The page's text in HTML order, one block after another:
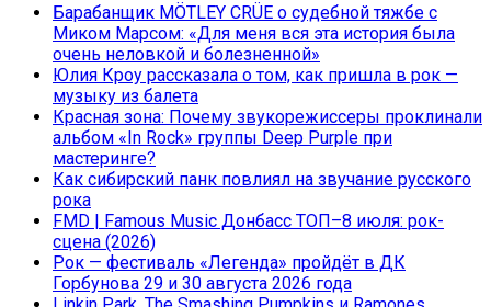
Барабанщик MÖTLEY CRÜE о судебной тяжбе с
Миком Марсом: «Для меня вся эта история была
очень неловкой и болезненной»
Юлия Кроу рассказала о том, как пришла в рок —
музыку из балета
Красная зона: Почему звукорежиссеры проклинали
альбом «In Rock» группы Deep Purple при
мастеринге?
Как сибирский панк повлиял на звучание русского
рока
FMD | Famous Music Донбасс ТОП–8 июля: рок-
сцена (2026)
Рок — фестиваль «Легенда» пройдёт в ДК
Горбунова 29 и 30 августа 2026 года